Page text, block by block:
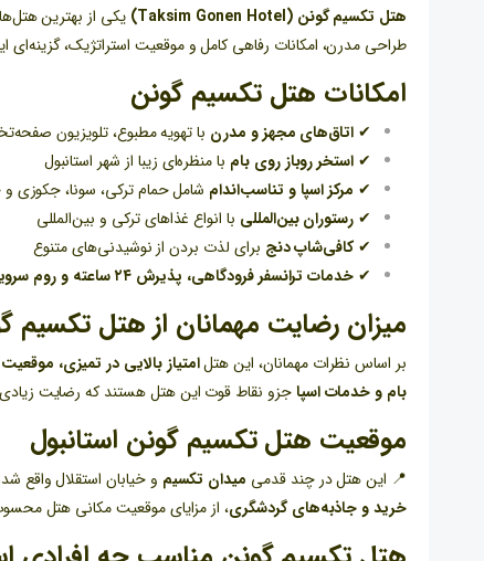
هتل تکسیم گونن (Taksim Gonen Hotel) یکی از بهترین هتل‌های ۴ ستاره استانبول است که در
طراحی مدرن، امکانات رفاهی کامل و موقعیت استراتژیک،
امکانات هتل تکسیم گونن
✔ اتاق‌های مجهز و مدرن با تهویه مطبوع، تلویزیون
✔ استخر روباز روی بام با منظره‌ای زیبا از شهر استانبول
✔ مرکز اسپا و تناسب‌اندام شامل حمام ترکی، سونا، جکوزی
✔ رستوران بین‌المللی با انواع غذاهای ترکی و بین‌المللی
✔کافی‌شاپ دنج برای لذت بردن از نوشیدنی‌های متنوع
✔ خدمات ترانسفر فرودگاهی، پذیرش ۲۴ ساعته و روم سرویس
میزان رضایت مهمانان از هتل تکسیم
بر اساس نظرات مهمانان، این هتلامتیاز بالایی در تمیزی،
بام و خدمات اسپاجزو نقاط قوت این هتل هستند که رضایت زیادی
موقعیت هتل تکسیم گونن استانبول
📍 این هتل در چند قدمی میدان تکسیم و خیابان استقلال واقع
خرید و جاذبه‌های گردشگری، از مزایای موقعیت مکانی هتل